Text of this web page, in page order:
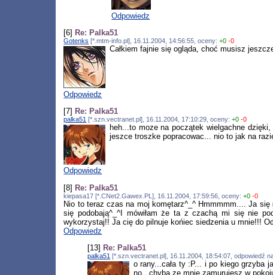
Odpowiedz
[6] Re: Palka51
Gotenks [*.mtm-info.pl], 16.11.2004, 14:56:55, oceny:+0 -0
Całkiem fajnie się ogląda, choć musisz
Odpowiedz
[7] Re: Palka51
palka51 [*.szn.vectranet.pl], 16.11.2004, 17:10:29, oceny:+0 -0
heh...to moze na początek wielgachne
jeszce troszke popracowac... nio to jak na
Odpowiedz
[8] Re: Palka51
kiepasa17 [*.CNet2.Gawex.PL], 16.11.2004, 17:59:56, oceny:+0 -0
Nio to teraz czas na moj komętarz^_^ Hmmmmm.... Ja
się podobają^_^I mówiłam że ta z czachą mi się nie
wykorzystaj!! Ja cię do pilnuje końiec siedzenia u mnie!!!
Odpowiedz
[13] Re: Palka51
palka51 [*.szn.vectranet.pl], 16.11.2004, 18:54:07, odpowiedź
o rany...cała ty :P... i po kiego grzyba
no...chyba ze mnie zamurujesz w